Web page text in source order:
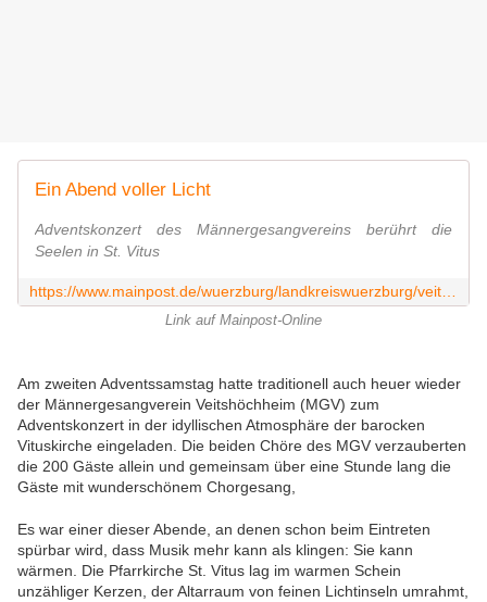
Ein Abend voller Licht
Adventskonzert des Männergesangvereins berührt die
Seelen in St. Vitus
Link auf Mainpost-Online
Am zweiten Adventssamstag hatte traditionell auch heuer wieder
der Männergesangverein Veitshöchheim (MGV) zum
Adventskonzert in der idyllischen Atmosphäre der barocken
Vituskirche eingeladen. Die beiden Chöre des MGV verzauberten
die 200 Gäste allein und gemeinsam über eine Stunde lang die
Gäste mit wunderschönem Chorgesang,
Es war einer dieser Abende, an denen schon beim Eintreten
spürbar wird, dass Musik mehr kann als klingen: Sie kann
wärmen. Die Pfarrkirche St. Vitus lag im warmen Schein
unzähliger Kerzen, der Altarraum von feinen Lichtinseln umrahmt,